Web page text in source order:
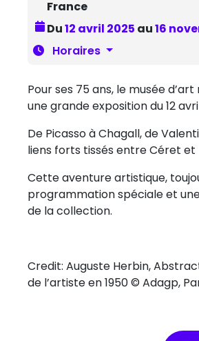
France
Du12 avril 2025 au16
Horaires
Pour ses 75 ans, le musée
une grande exposition du 12
De Picasso à Chagall, de
liens forts tissés entre Céret et
Cette aventure artistique,
programmation spéciale et
de la collection.
Credit: Auguste Herbin,
de l’artiste en 1950 © Adagp,